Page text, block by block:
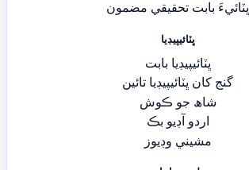
ڀٽائيءَ بابت تحقيقي مضمون
ڀٽائيپيڊيا
ڀٽائيپيڊيا بابت
گنج کان ڀٽائيپيڊيا تائين
شاھ جو ڪوش
اردو آڊيو بڪ
مشيني وڊيوز